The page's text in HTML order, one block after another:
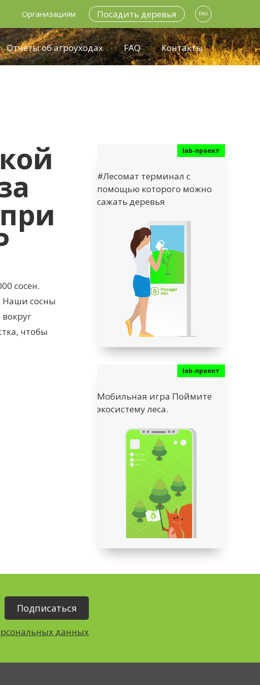
Организациям Посадить деревья ENG
Отчёты об агроуходах FAQ Контакты
сосен.
Наши сосны
чтобы
#Лесомат терминал с
помощью которого можно
сажать деревья
Мобильная игра Поймите
экосистему леса.
данных